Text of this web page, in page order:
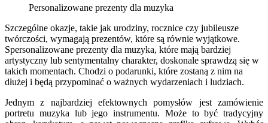
Personalizowane prezenty dla muzyka
Szczególne okazje, takie jak urodziny, rocznice czy jubileusze
twórczości, wymagają prezentów, które są równie wyjątkowe.
Spersonalizowane prezenty dla muzyka, które mają bardziej
artystyczny lub sentymentalny charakter, doskonale sprawdzą się w
takich momentach. Chodzi o podarunki, które zostaną z nim na
dłużej i będą przypominać o ważnych wydarzeniach i ludziach.
Jednym z najbardziej efektownych pomysłów jest zamówienie
portretu muzyka lub jego instrumentu. Może to być tradycyjny